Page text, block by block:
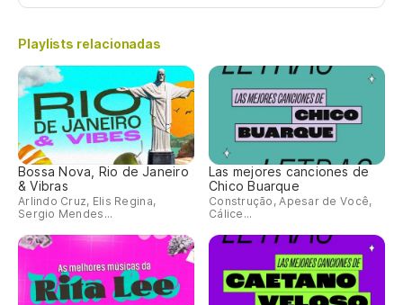
Playlists relacionadas
Bossa Nova, Rio de Janeiro
& Vibras
Arlindo Cruz, Elis Regina,
Sergio Mendes...
Las mejores canciones de
Chico Buarque
Construção, Apesar de Você,
Cálice...